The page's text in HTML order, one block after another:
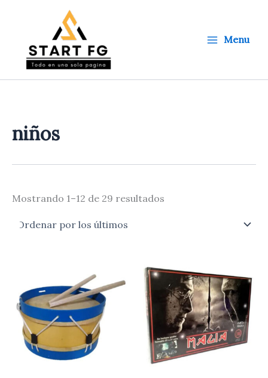
Menu
niños
Mostrando 1–12 de 29 resultados